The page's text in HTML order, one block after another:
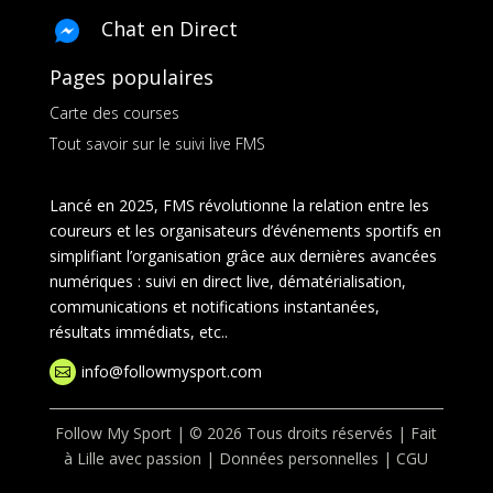
Chat en Direct
Pages populaires
Carte des courses
Tout savoir sur le suivi live FMS
Lancé en 2025, FMS révolutionne la relation entre les
coureurs et les organisateurs d’événements sportifs en
simplifiant l’organisation grâce aux dernières avancées
numériques : suivi en direct live, dématérialisation,
communications et notifications instantanées,
résultats immédiats, etc..
 info@followmysport.com
Follow My Sport | © 2026 Tous droits réservés | Fait
à Lille avec passion | Données personnelles |CGU